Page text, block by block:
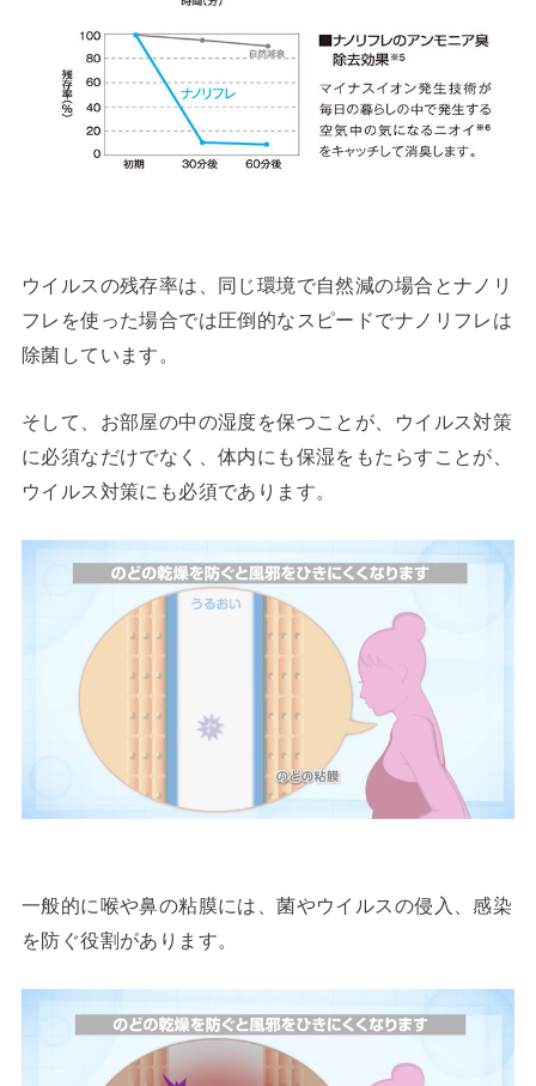
ウイルスの残存率は、同じ環境で自然減の場合とナノリ
フレを使った場合では圧倒的なスピードでナノリフレは
除菌しています。
そして、お部屋の中の湿度を保つことが、ウイルス対策
に必須なだけでなく、体内にも保湿をもたらすことが、
ウイルス対策にも必須であります。
一般的に喉や鼻の粘膜には、菌やウイルスの侵入、感染
を防ぐ役割があります。